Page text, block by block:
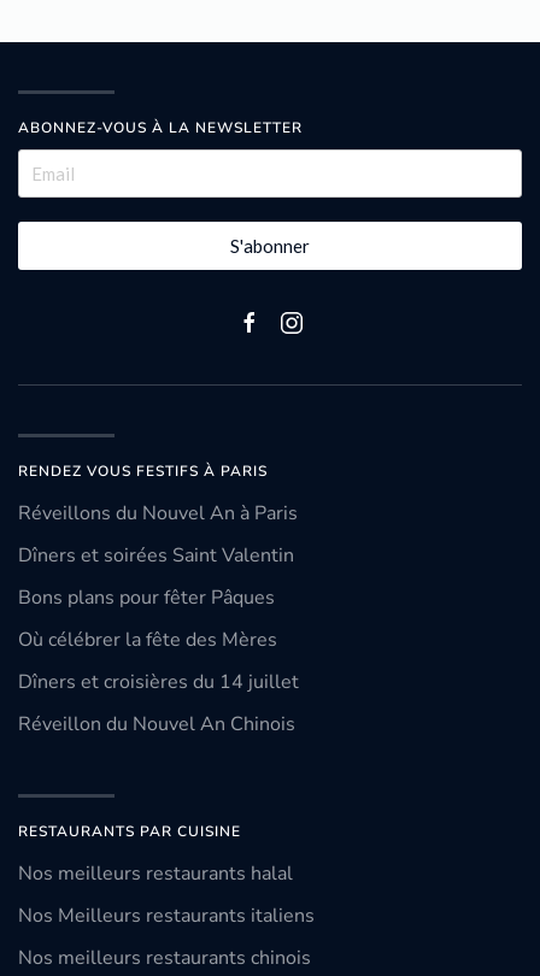
ABONNEZ-VOUS À LA NEWSLETTER
S'abonner
RENDEZ VOUS FESTIFS À PARIS
Réveillons du Nouvel An à Paris
Dîners et soirées Saint Valentin
Bons plans pour fêter Pâques
Où célébrer la fête des Mères
Dîners et croisières du 14 juillet
Réveillon du Nouvel An Chinois
RESTAURANTS PAR CUISINE
Nos meilleurs restaurants halal
Nos Meilleurs restaurants italiens
Nos meilleurs restaurants chinois